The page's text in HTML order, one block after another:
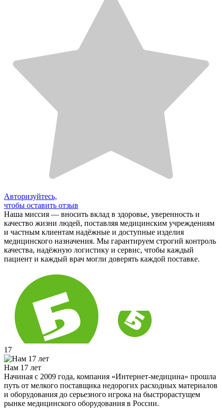
Авторизуйтесь,
чтобы оставить отзыв
Наша миссия — вносить вклад в здоровье, уверенность и
качество жизни людей, поставляя медицинским учреждениям
и частным клиентам надёжные и доступные изделия
медицинского назначения. Мы гарантируем строгий контроль
качества, надёжную логистику и сервис, чтобы каждый
пациент и каждый врач могли доверять каждой поставке.
17
Нам 17 лет
Начиная с 2009 года, компания «Интернет-медицина» прошла
путь от мелкого поставщика недорогих расходных материалов
и оборудования до серьезного игрока на быстрорастущем
рынке медицинского оборудования в России.